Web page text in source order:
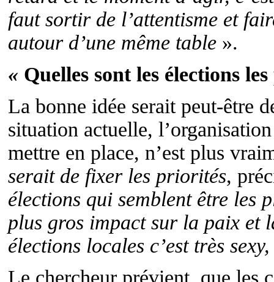
faut sortir de l’attentisme et
autour d’une même table ».
« Quelles sont les élections
La bonne idée serait peut-être
situation actuelle,
mettre en place, n’est plus
serait de fixer les priorités,
élections qui semblent être les
plus gros impact sur la paix et
élections locales c’est très
Le chercheur prévient que les